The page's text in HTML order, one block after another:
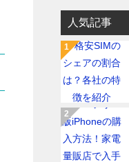
人気記事